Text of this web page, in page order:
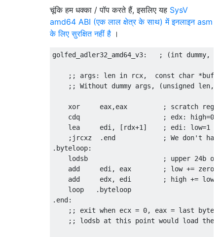
चूंकि हम धक्का / पॉप करते हैं, इसलिए यह SysV
amd64 ABI (एक लाल क्षेत्र के साथ) में इनलाइन asm
के लिए सुरक्षित नहीं है ।
golfed_adler32_amd64_v3:   ; (int
;; args: len in rcx,  const char *buf
;; Without dummy args, (unsigned len,
xor     eax,eax         ; scratch reg
    cdq                     ; edx: high=0
    lea     edi, [rdx+1]    ; edi: low=1
;jrcxz  .end            ; We don't
.byteloop:
lodsb                   ; upper 24b
add     edi, eax        ; low +=
    add     edx, edi        ; high += low
    loop   .byteloop
.end:
;; exit when ecx = 0, eax = last byte
;; lodsb at this point would load the